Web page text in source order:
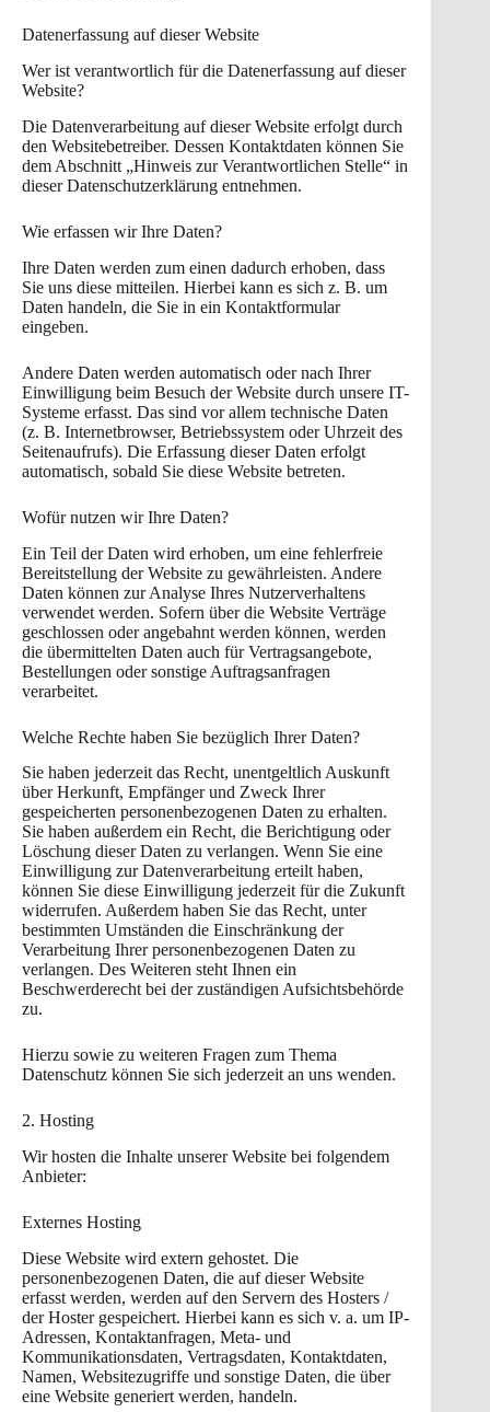
Datenerfassung auf dieser Website
Wer ist verantwortlich für die Datenerfassung auf dieser
Website?
Die Datenverarbeitung auf dieser Website erfolgt durch
den Websitebetreiber. Dessen Kontaktdaten können Sie
dem Abschnitt „Hinweis zur Verantwortlichen Stelle“ in
dieser Datenschutzerklärung entnehmen.
Wie erfassen wir Ihre Daten?
Ihre Daten werden zum einen dadurch erhoben, dass
Sie uns diese mitteilen. Hierbei kann es sich z. B. um
Daten handeln, die Sie in ein Kontaktformular
eingeben.
Andere Daten werden automatisch oder nach Ihrer
Einwilligung beim Besuch der Website durch unsere IT-
Systeme erfasst. Das sind vor allem technische Daten
(z. B. Internetbrowser, Betriebssystem oder Uhrzeit des
Seitenaufrufs). Die Erfassung dieser Daten erfolgt
automatisch, sobald Sie diese Website betreten.
Wofür nutzen wir Ihre Daten?
Ein Teil der Daten wird erhoben, um eine fehlerfreie
Bereitstellung der Website zu gewährleisten. Andere
Daten können zur Analyse Ihres Nutzerverhaltens
verwendet werden. Sofern über die Website Verträge
geschlossen oder angebahnt werden können, werden
die übermittelten Daten auch für Vertragsangebote,
Bestellungen oder sonstige Auftragsanfragen
verarbeitet.
Welche Rechte haben Sie bezüglich Ihrer Daten?
Sie haben jederzeit das Recht, unentgeltlich Auskunft
über Herkunft, Empfänger und Zweck Ihrer
gespeicherten personenbezogenen Daten zu erhalten.
Sie haben außerdem ein Recht, die Berichtigung oder
Löschung dieser Daten zu verlangen. Wenn Sie eine
Einwilligung zur Datenverarbeitung erteilt haben,
können Sie diese Einwilligung jederzeit für die Zukunft
widerrufen. Außerdem haben Sie das Recht, unter
bestimmten Umständen die Einschränkung der
Verarbeitung Ihrer personenbezogenen Daten zu
verlangen. Des Weiteren steht Ihnen ein
Beschwerderecht bei der zuständigen Aufsichtsbehörde
zu.
Hierzu sowie zu weiteren Fragen zum Thema
Datenschutz können Sie sich jederzeit an uns wenden.
2. Hosting
Wir hosten die Inhalte unserer Website bei folgendem
Anbieter:
Externes Hosting
Diese Website wird extern gehostet. Die
personenbezogenen Daten, die auf dieser Website
erfasst werden, werden auf den Servern des Hosters /
der Hoster gespeichert. Hierbei kann es sich v. a. um IP-
Adressen, Kontaktanfragen, Meta- und
Kommunikationsdaten, Vertragsdaten, Kontaktdaten,
Namen, Websitezugriffe und sonstige Daten, die über
eine Website generiert werden, handeln.